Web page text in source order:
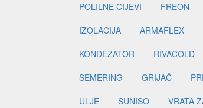
POLILNE CIJEVI
FREON
IZOLACIJA
ARMAFLEX
KONDEZATOR
RIVACOLD
SEMERING
GRIJAČ
ULJE
SUNISO VRATA